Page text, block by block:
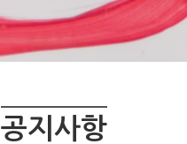
오시는길
문화유산
서초명소
문화자료실
공지사항